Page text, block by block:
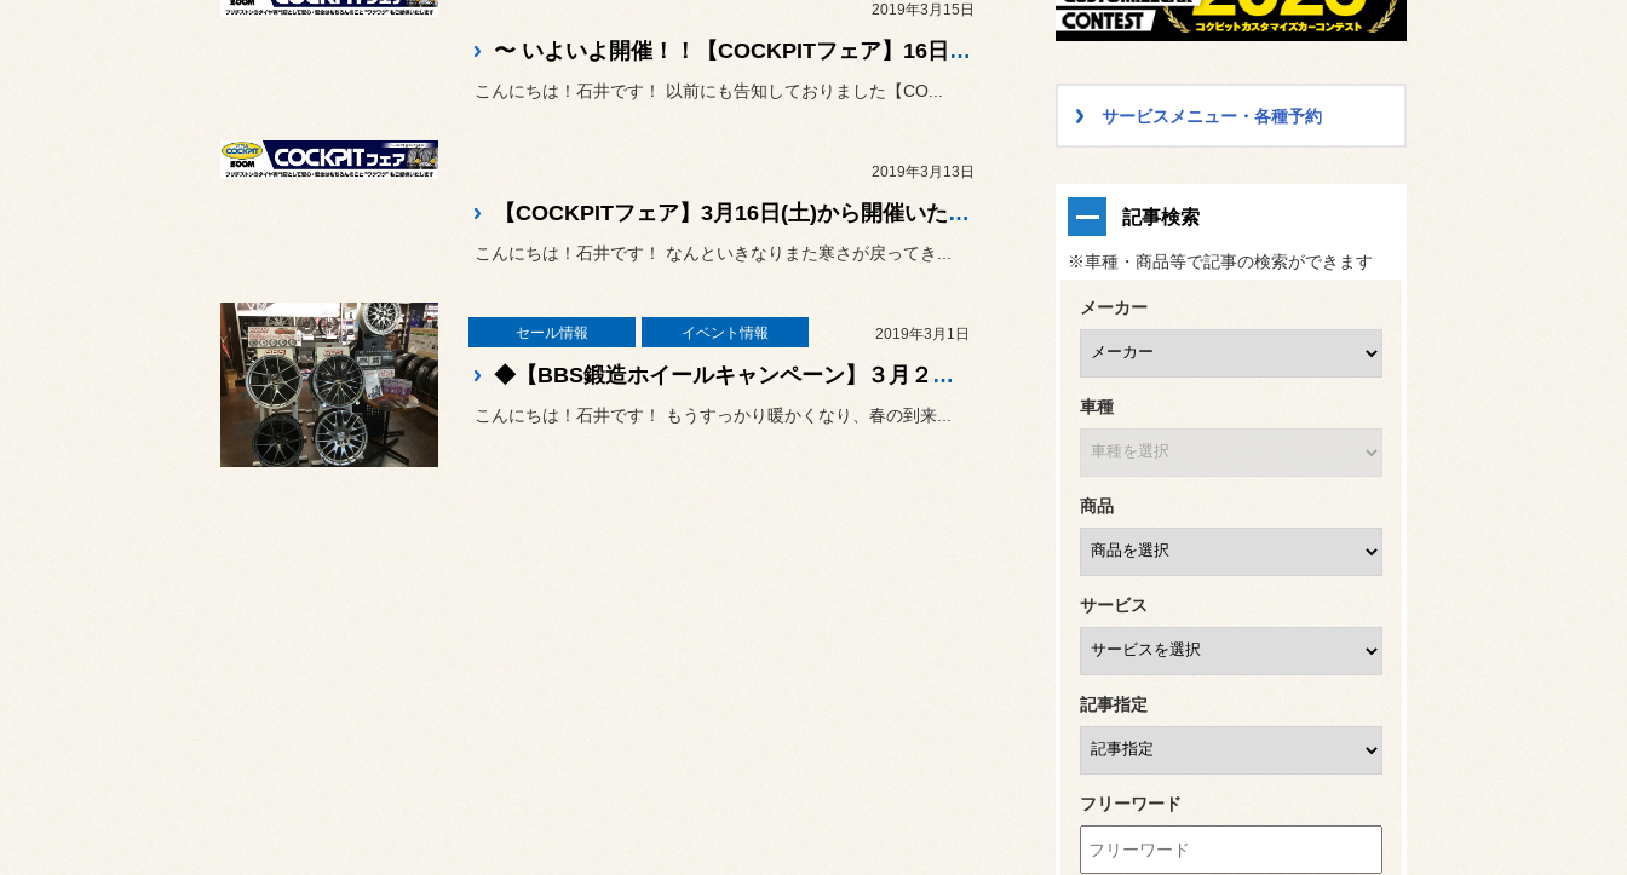
2019年3月15日
〜 いよいよ開催！！【COCKPITフェア】16日開始です〜
こんにちは！石井です！ 以前にも告知しておりました【CO...
2019年3月13日
【COCKPITフェア】3月16日(土)から開催いたします！！
こんにちは！石井です！ なんといきなりまた寒さが戻ってき...
セール情報 イベント情報 2019年3月1日
◆【BBS鍛造ホイールキャンペーン】３月２日いよいよ開催！！◆
こんにちは！石井です！ もうすっかり暖かくなり、春の到来...
サービスメニュー・各種予約
記事検索
※車種・商品等で記事の検索ができます
メーカー
車種
商品
サービス
記事指定
フリーワード